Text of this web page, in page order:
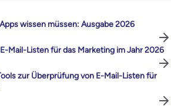
wissen müssen: Ausgabe 2026
Mail-Listen für das Marketing im Jahr 2026
zur Überprüfung von E-Mail-Listen für